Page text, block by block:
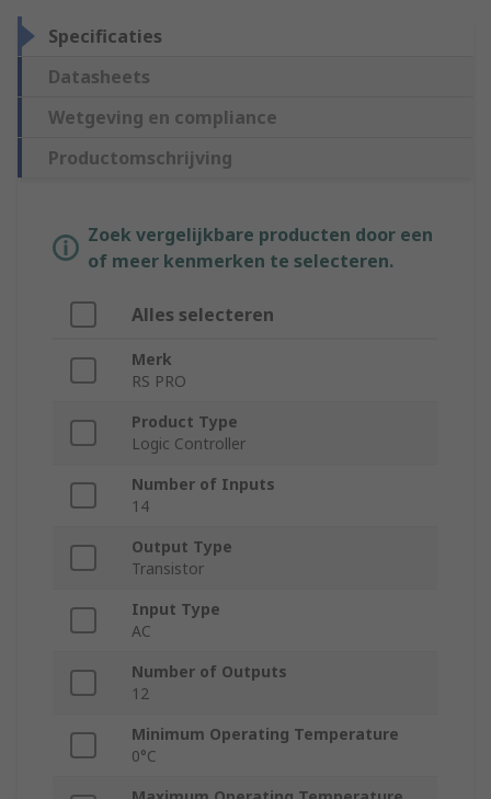
Specificaties
Datasheets
Wetgeving en compliance
Productomschrijving
Zoek vergelijkbare producten door een
of meer kenmerken te selecteren.
Alles selecteren
Merk
RS PRO
Product Type
Logic Controller
Number of Inputs
14
Output Type
Transistor
Input Type
AC
Number of Outputs
12
Minimum Operating Temperature
0°C